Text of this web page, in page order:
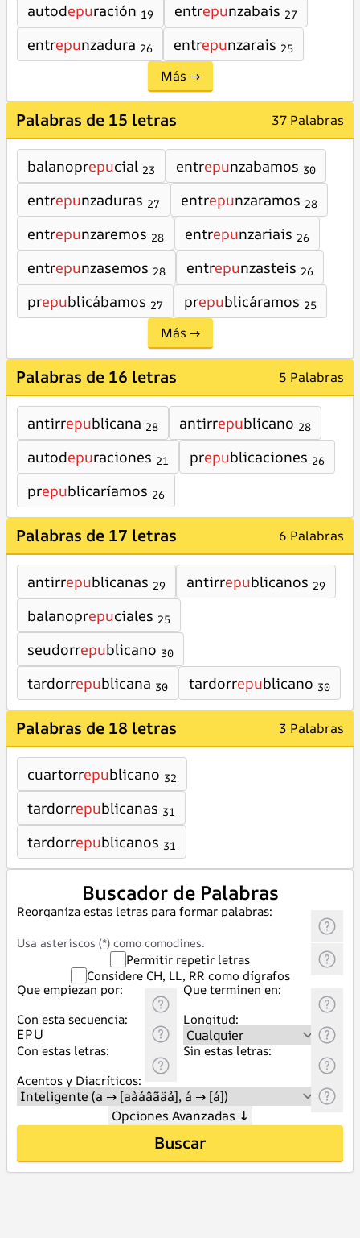
autodepuración 19 entrepunzabais 27
entrepunzadura 26 entrepunzarais 25
Más →
Palabras de 15 letras 37 Palabras
balanoprepucial 23 entrepunzabamos 30
entrepunzaduras 27 entrepunzaramos 28
entrepunzaremos 28 entrepunzariais 26
entrepunzasemos 28 entrepunzasteis 26
prepublicábamos 27 prepublicáramos 25
Más →
Palabras de 16 letras 5 Palabras
antirrepublicana 28 antirrepublicano 28
autodepuraciones 21 prepublicaciones 26
prepublicaríamos 26
Palabras de 17 letras 6 Palabras
antirrepublicanas 29 antirrepublicanos 29
balanoprepuciales 25
seudorrepublicano 30
tardorrepublicana 30 tardorrepublicano 30
Palabras de 18 letras 3 Palabras
cuartorrepublicano 32
tardorrepublicanas 31
tardorrepublicanos 31
Buscador de Palabras
Reorganiza estas letras para formar palabras:
Usa asteriscos (*) como comodines.
Permitir repetir letras
Considere CH, LL, RR como dígrafos
Que empiezan por:
Que terminen en:
Con esta secuencia:
Longitud:
Con estas letras:
Sin estas letras:
Acentos y Diacríticos:
Opciones Avanzadas ↓
Buscar